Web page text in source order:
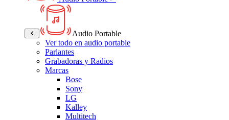
Audio Portable
Ver todo en audio portable
Parlantes
Grabadoras y Radios
Marcas
Bose
Sony
LG
Kalley
Multitech